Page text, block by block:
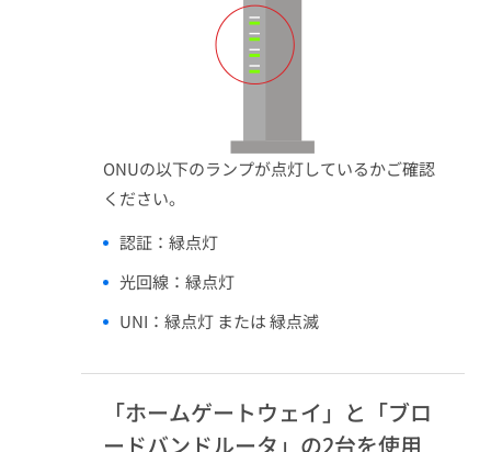
ONUの以下のランプが点灯しているかご確認
ください。
認証：緑点灯​
光回線：緑点灯​
UNI：緑点灯 または 緑点滅​
「ホームゲートウェイ」と「ブロ
ードバンドルータ」の2台を使用